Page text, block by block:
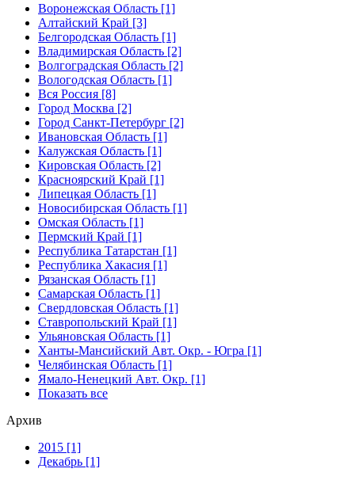
Воронежская Область [1]
Алтайский Край [3]
Белгородская Область [1]
Владимирская Область [2]
Волгоградская Область [2]
Вологодская Область [1]
Вся Россия [8]
Город Москва [2]
Город Санкт-Петербург [2]
Ивановская Область [1]
Калужская Область [1]
Кировская Область [2]
Красноярский Край [1]
Липецкая Область [1]
Новосибирская Область [1]
Омская Область [1]
Пермский Край [1]
Республика Татарстан [1]
Республика Хакасия [1]
Рязанская Область [1]
Самарская Область [1]
Свердловская Область [1]
Ставропольский Край [1]
Ульяновская Область [1]
Ханты-Мансийский Авт. Окр. - Югра [1]
Челябинская Область [1]
Ямало-Ненецкий Авт. Окр. [1]
Показать все
Архив
2015 [1]
Декабрь [1]